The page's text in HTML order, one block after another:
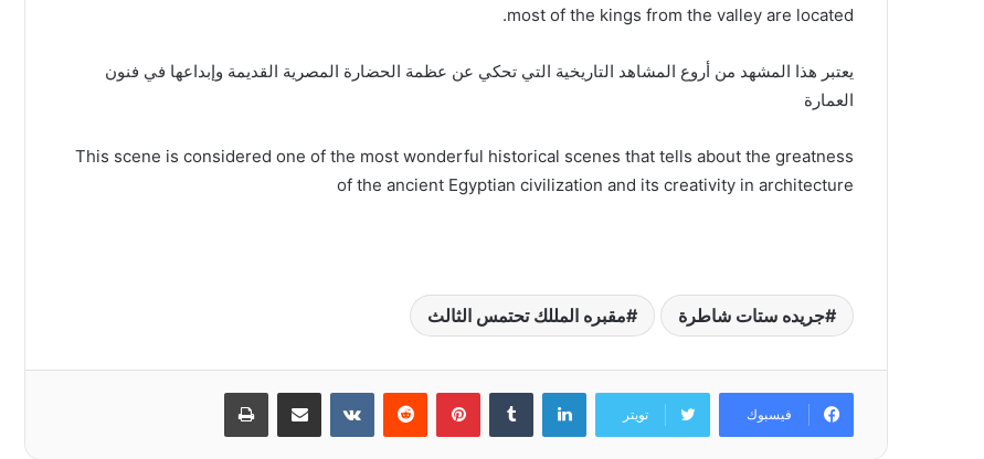
most of the kings from the valley are located.
يعتبر هذا المشهد من أروع المشاهد التاريخية التي تحكي عن عظمة الحضارة المصرية القديمة وإبداعها في فنون
العمارة
This scene is considered one of the most wonderful historical scenes that tells about the greatness
of the ancient Egyptian civilization and its creativity in architecture
جريده ستات شاطرة مقبره المللك تحتمس الثالث
فيسبوك تويتر
لينكدإن بينتيريست